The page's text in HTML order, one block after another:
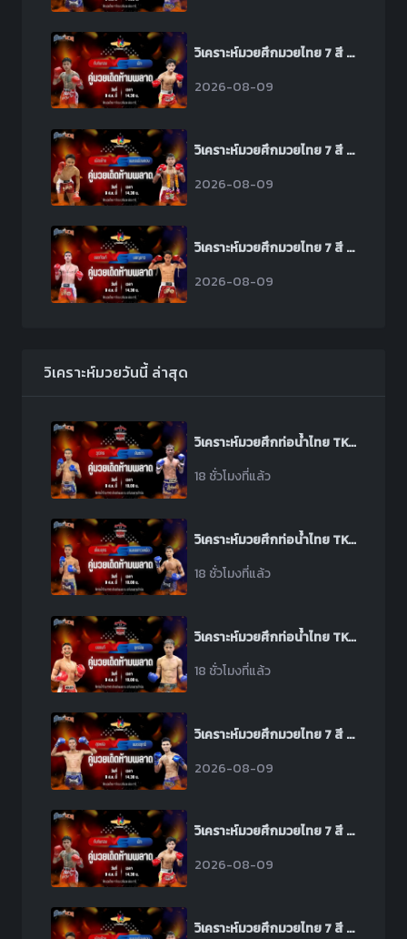
วิเคราะห์มวยศึกมวยไทย 7 สี ระหว่าง ทับทิมทอง สจ.เล็กเมืองนนท์ พบ เป็ก ปตท.ทองทวี
2026-08-09
วิเคราะห์มวยศึกมวยไทย 7 สี ระหว่าง เมืองช้าง ส.เดชะพันธ์ พบ เพชรเมืองทอง ส.พงษ์อมร
2026-08-09
วิเคราะห์มวยศึกมวยไทย 7 สี ระหว่าง ยอดกัณฑ์ ช้างนครศรี พบ มอญขาว ซีเมนต์ดี
2026-08-09
วิเคราะห์มวยวันนี้ ล่าสุด
วิเคราะห์มวยศึกท่อน้ำไทย TKO เกียรติเพชร ระหว่าง วุฒิกร สวนน้ำธารคีรี พบ สิงห์ดำ ส.ดำเนิน
18 ชั่วโมงที่แล้ว
วิเคราะห์มวยศึกท่อน้ำไทย TKO เกียรติเพชร ระหว่าง เยี่ยมยุทธ ป.มงคลอินทร์ พบ เพชรดาวเหนือ ต๋องขาวเชียงใหม่
18 ชั่วโมงที่แล้ว
วิเคราะห์มวยศึกท่อน้ำไทย TKO เกียรติเพชร ระหว่าง ยอดนที ผดุงชัยมวยไทยยิม พบ ฤทธิชัย ป.พีณภัทร
18 ชั่วโมงที่แล้ว
วิเคราะห์มวยศึกมวยไทย 7 สี ระหว่าง สุดหล่อ ศิษย์ผู้ใหญ่เตี้ย พบ เพชรฤทธิ์ เหล่าโชคเจริญราชสีห์
2026-08-09
วิเคราะห์มวยศึกมวยไทย 7 สี ระหว่าง ทับทิมทอง สจ.เล็กเมืองนนท์ พบ เป็ก ปตท.ทองทวี
2026-08-09
วิเคราะห์มวยศึกมวยไทย 7 สี ระหว่าง เมืองช้าง ส.เดชะพันธ์ พบ เพชรเมืองทอง ส.พงษ์อมร